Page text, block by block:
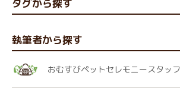
タグから探す
執筆者から探す
おむすびペットセレモニースタッフ